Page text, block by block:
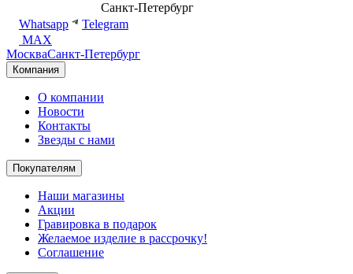
Санкт-Петербург
Whatsapp
Telegram
MAX
МоскваСанкт-Петербург
Компания
О компании
Новости
Контакты
Звезды с нами
Покупателям
Наши магазины
Акции
Гравировка в подарок
Желаемое изделие в рассрочку!
Соглашение